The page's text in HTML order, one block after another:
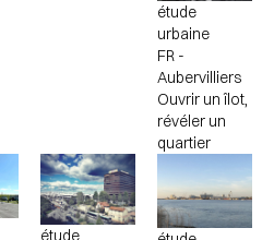
étude
urbaine
FR -
Aubervilliers
Ouvrir un îlot,
révéler un
quartier
étude